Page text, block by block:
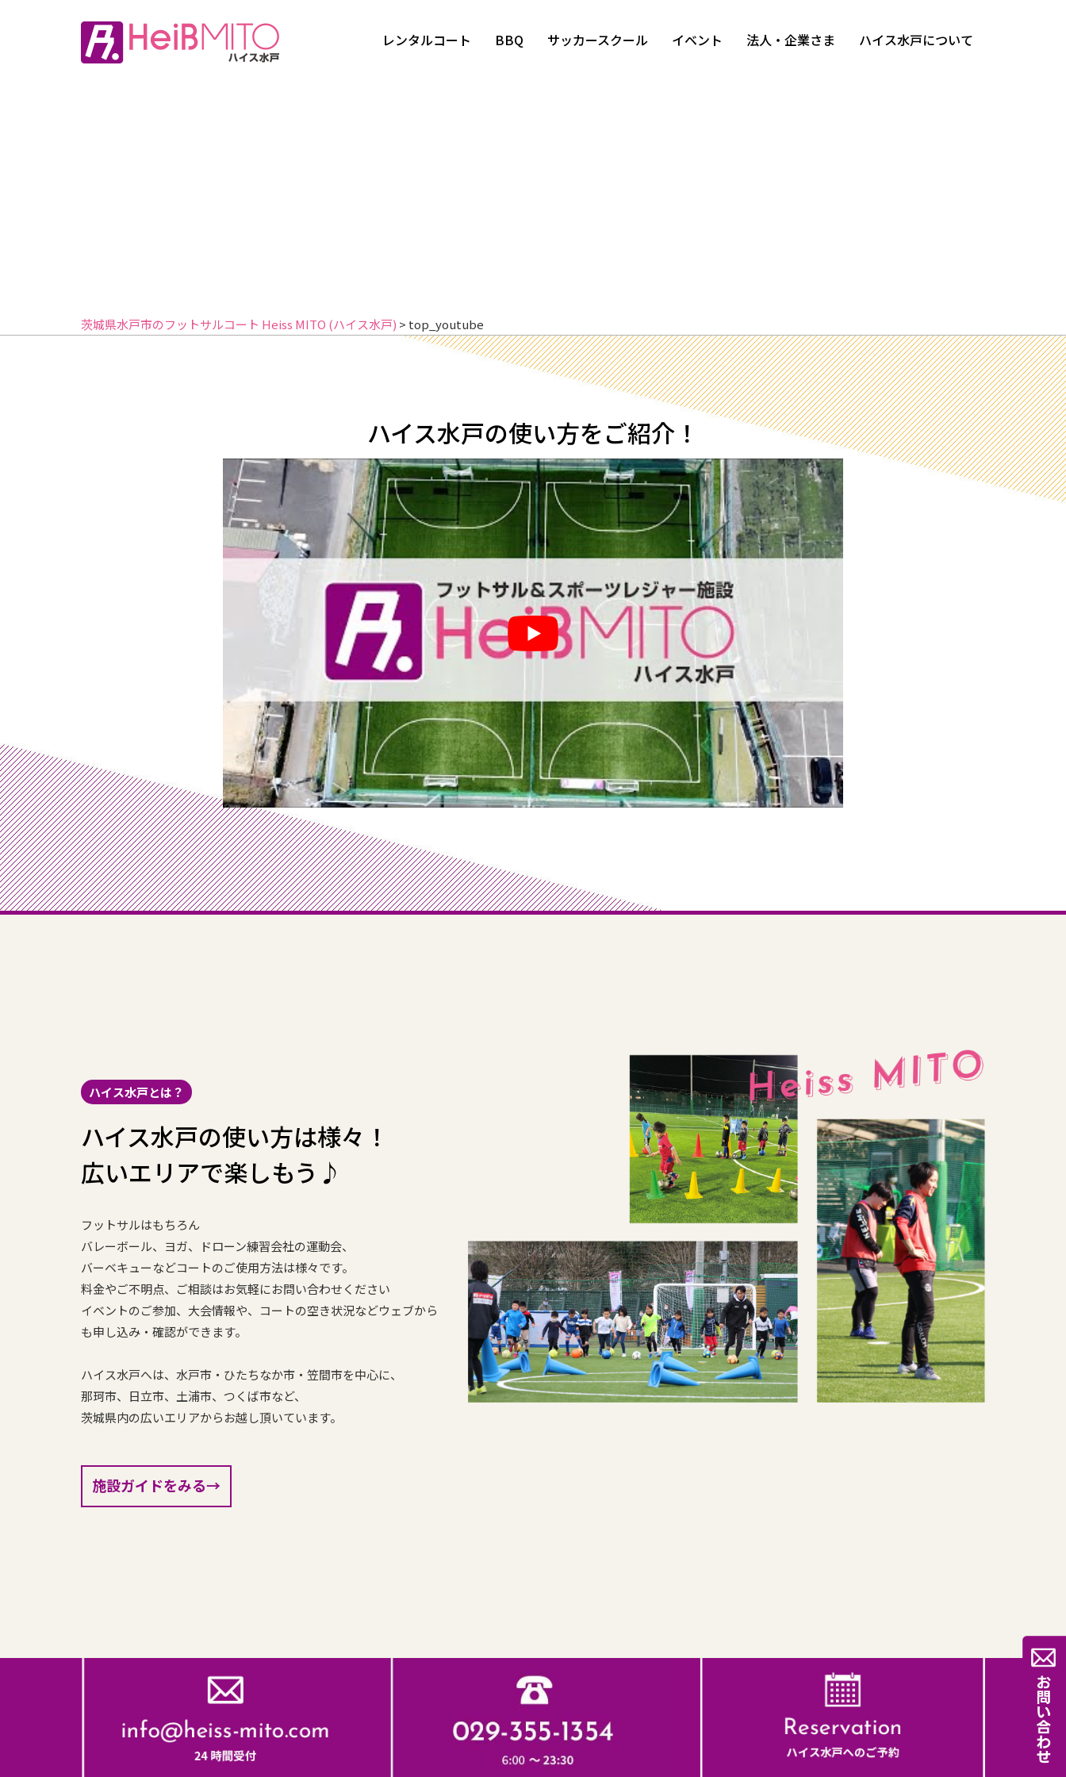
レンタルコート BBQ サッカースクール イベント 法人・企業さま ハイス水戸について
茨城県水戸市のフットサルコート Heiss MITO (ハイス水戸) > top_youtube
ハイス水戸の使い方をご紹介！
ハイス水戸とは？
ハイス水戸の使い方は様々！
広いエリアで楽しもう♪
フットサルはもちろん
バレーボール、ヨガ、ドローン練習会社の運動会、
バーベキューなどコートのご使用方法は様々です。
料金やご不明点、ご相談はお気軽にお問い合わせください
イベントのご参加、大会情報や、コートの空き状況などウェブから
も申し込み・確認ができます。
ハイス水戸へは、水戸市・ひたちなか市・笠間市を中心に、
那珂市、日立市、土浦市、つくば市など、
茨城県内の広いエリアからお越し頂いています。
施設ガイドをみる→